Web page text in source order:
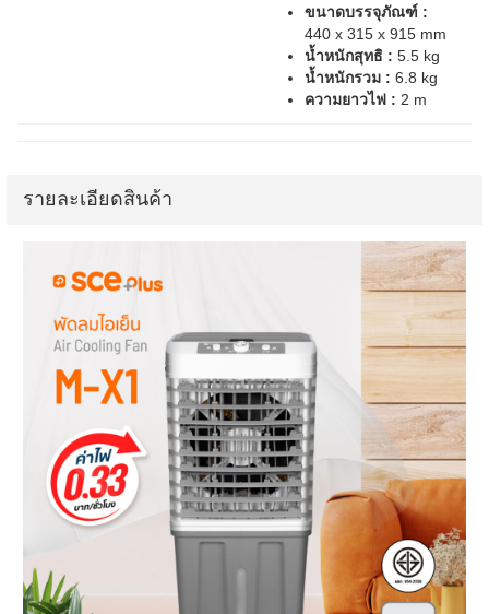
ขนาดบรรจุภัณฑ์ :
440 x 315 x 915 mm
น้ำหนักสุทธิ : 5.5 kg
น้ำหนักรวม : 6.8 kg
ความยาวไฟ : 2 m
รายละเอียดสินค้า